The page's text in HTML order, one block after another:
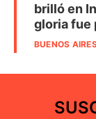
brilló en
gloria fue
BUENOS